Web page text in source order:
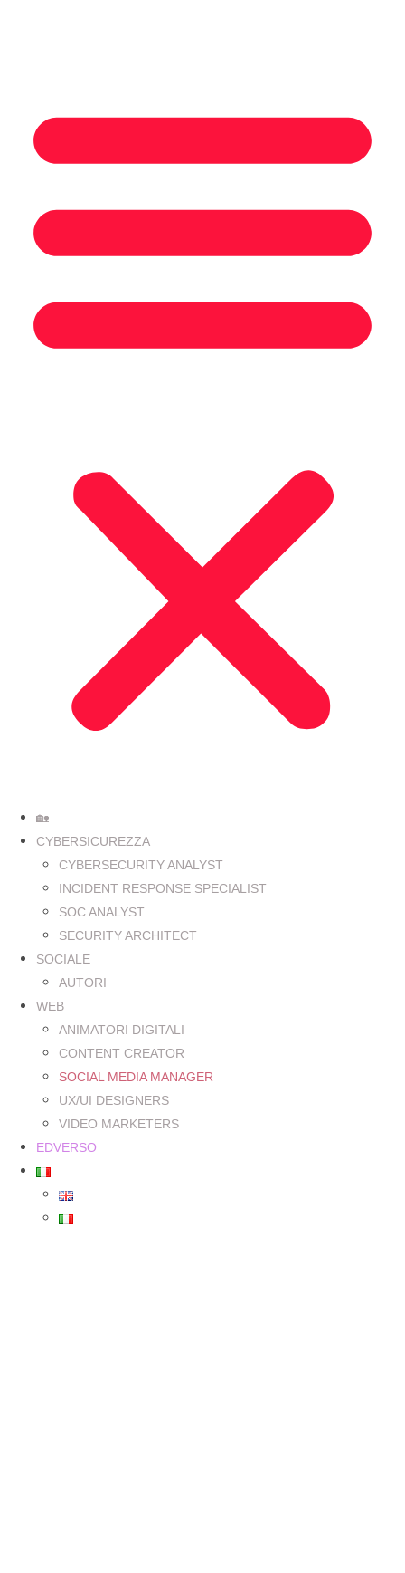
🏡
CYBERSICUREZZA
CYBERSECURITY ANALYST
INCIDENT RESPONSE SPECIALIST
SOC ANALYST
SECURITY ARCHITECT
SOCIALE
AUTORI
WEB
ANIMATORI DIGITALI
CONTENT CREATOR
SOCIAL MEDIA MANAGER
UX/UI DESIGNERS
VIDEO MARKETERS
EDVERSO